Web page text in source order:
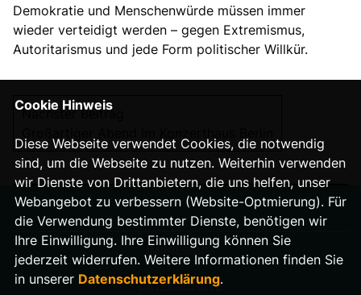
Demokratie und Menschenwürde müssen immer
wieder verteidigt werden – gegen Extremismus,
Autoritarismus und jede Form politischer Willkür.
Nächster Beitrag
IMPRESSUM
DATENSCHUTZ
Cookie Hinweis
Diese Webseite verwendet Cookies, die notwendig
sind, um die Webseite zu nutzen. Weiterhin verwenden
wir Dienste von Drittanbietern, die uns helfen, unser
Webangebot zu verbessern (Website-Optmierung). Für
die Verwendung bestimmter Dienste, benötigen wir
Ihre Einwilligung. Ihre Einwilligung können Sie
jederzeit widerrufen. Weitere Informationen finden Sie
in unserer Datenschutzerklärung.